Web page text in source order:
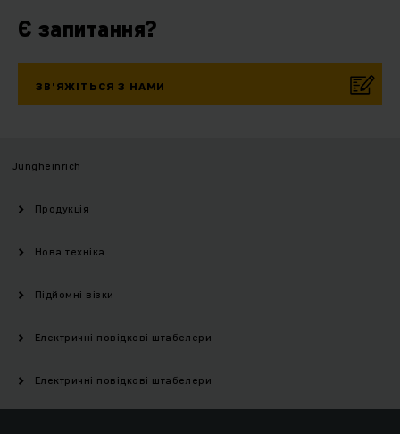
Є запитання?
ЗВ’ЯЖІТЬСЯ З НАМИ
Jungheinrich
Продукція
Нова техніка
Підйомні візки
Електричні повідкові штабелери
Електричні повідкові штабелери